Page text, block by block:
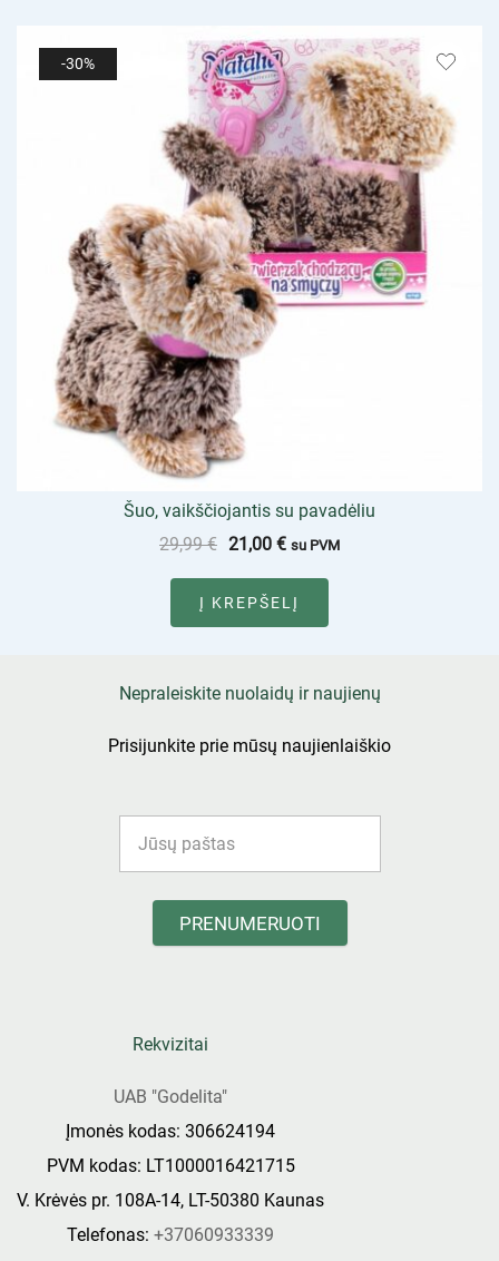
-30%
Šuo, vaikščiojantis su pavadėliu
29,99€ 21,00 € su PVM
Į KREPŠELĮ
Nepraleiskite nuolaidų ir naujienų
Prisijunkite prie mūsų naujienlaiškio
PRENUMERUOTI
Rekvizitai
UAB "Godelita"
Įmonės kodas: 306624194
PVM kodas: LT1000016421715
V. Krėvės pr. 108A-14, LT-50380 Kaunas
Telefonas: +37060933339